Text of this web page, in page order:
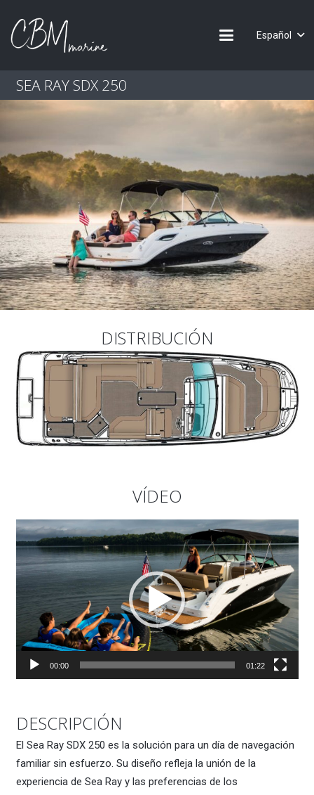
Español
SEA RAY SDX 250
DISTRIBUCIÓN
VÍDEO
Reproductor
de
vídeo
00:00 01:22
DESCRIPCIÓN
El Sea Ray SDX 250 es la solución para un día de navegación
familiar sin esfuerzo. Su diseño refleja la unión de la
experiencia de Sea Ray y las preferencias de los